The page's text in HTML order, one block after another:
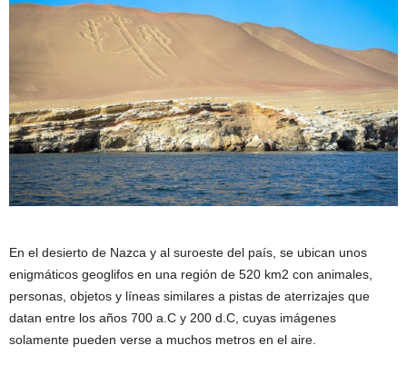
En el desierto de Nazca y al suroeste del país, se ubican unos
enigmáticos geoglifos en una región de 520 km2 con animales,
personas, objetos y líneas similares a pistas de aterrizajes que
datan entre los años 700 a.C y 200 d.C, cuyas imágenes
solamente pueden verse a muchos metros en el aire.